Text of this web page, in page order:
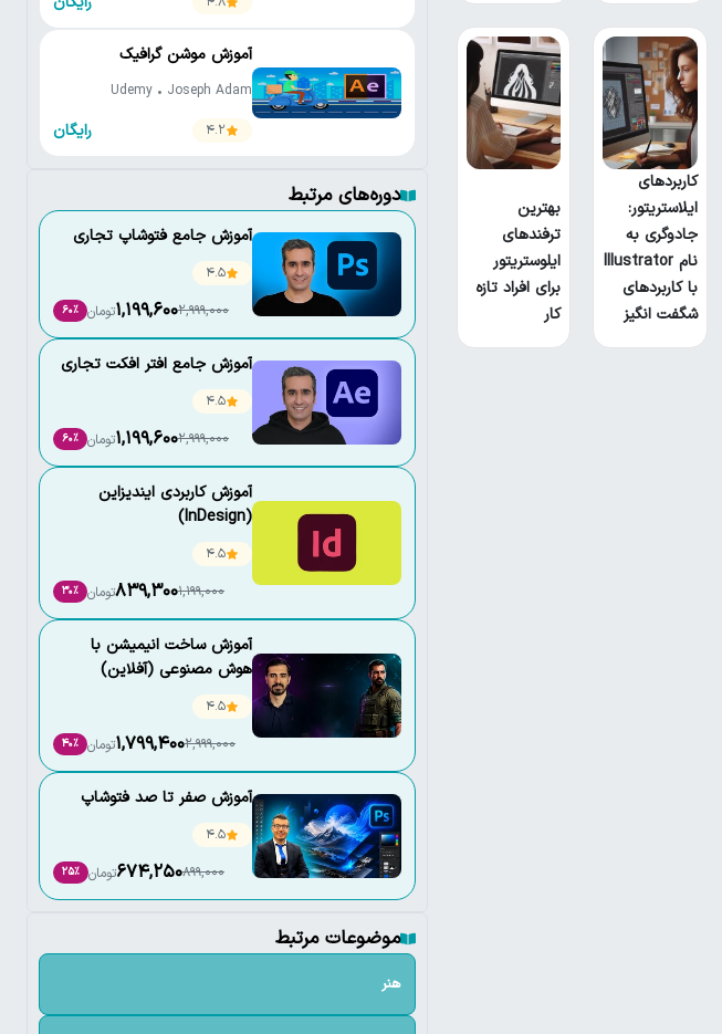
کاربردهای
ایلاستریتور:
جادوگری به
نام Illustrator
با کاربردهای
شگفت انگیز
بهترین
ترفندهای
ایلوستریتور
برای افراد تازه
کار
آموزش موشن گرافیک
Udemy • Joseph Adam
4.2
رایگان
دوره‌های مرتبط
آموزش جامع فتوشاپ تجاری
4.5
2,999,000
1,199,600تومان 60٪
آموزش جامع افتر افکت تجاری
4.5
2,999,000
1,199,600تومان 60٪
آموزش کاربردی ایندیزاین
(InDesign)
4.5
1,199,000
839,300تومان 30٪
آموزش ساخت انیمیشن با
هوش مصنوعی (آفلاین)
4.5
2,999,000
1,799,400تومان 40٪
آموزش صفر تا صد فتوشاپ
4.5
899,000
674,250تومان 25٪
موضوعات مرتبط
هنر